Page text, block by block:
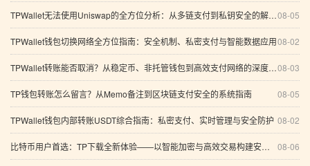
08-05
TPWallet无法使用Uniswap的全方位分析：从多链支付到私钥安全的解决方案
08-02
TPWallet钱包切换网络全方位指南：安全机制、私密支付与智能数据应用
08-03
TPWallet转账能否取消？从稳定币、非托管钱包到高效支付网络的深度解析
08-05
TP钱包转账怎么留言？从Memo备注到区块链支付安全的系统指南
08-02
TPWallet钱包内部转账USDT综合指南：私密支付、实时管理与安全防护
08-06
比特币用户首选：TP下载全新体验——以智能加密与高效交易构建安全数字资产管理体系